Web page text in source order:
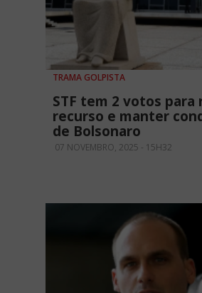
TRAMA GOLPISTA
STF tem 2 votos
recurso e manter
de Bolsonaro
07 NOVEMBRO, 2025 - 15H32